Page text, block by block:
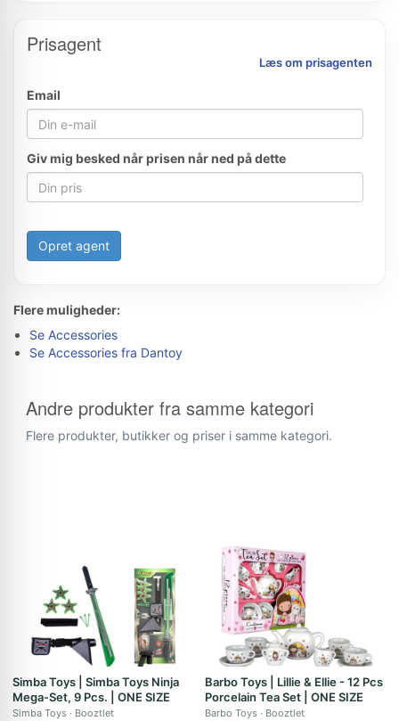
Prisagent
Læs om prisagenten
Email
Giv mig besked når prisen når ned på dette
Opret agent
Flere muligheder:
Se Accessories
Se Accessories fra Dantoy
Andre produkter fra samme kategori
Flere produkter, butikker og priser i samme kategori.
Simba Toys | Simba Toys Ninja
Mega-Set, 9 Pcs. | ONE SIZE
Simba Toys Booztlet
Barbo Toys | Lillie & Ellie - 12 Pcs
Porcelain Tea Set | ONE SIZE
Barbo Toys Booztlet